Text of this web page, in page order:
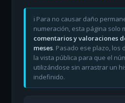
ℹ️ Para no causar daño
numeración, esta página solo
comentarios y valoraciones
meses. Pasado ese plazo, los
la vista pública para que el
utilizándose sin arrastrar un
indefinido.